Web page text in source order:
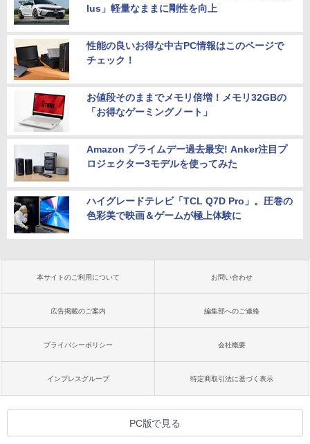
lus」軽量なままに剛性を向上
性能の良いお得な中古PC情報はこのページで
チェック！
お値段そのままでメモリ倍増！メモリ32GBの
「お得なゲーミングノート」
Amazon プライムデー過去最安! Anker注目プ
ロジェクター3モデルを使ってみた
ハイグレードテレビ「TCL Q7D Pro」。圧巻の
色彩美で映画＆ゲームが極上体験に
本サイトのご利用について お問い合わせ
広告掲載のご案内 編集部へのご連絡
プライバシーポリシー 会社概要
インプレスグループ 特定商取引法に基づく表示
PC版で見る